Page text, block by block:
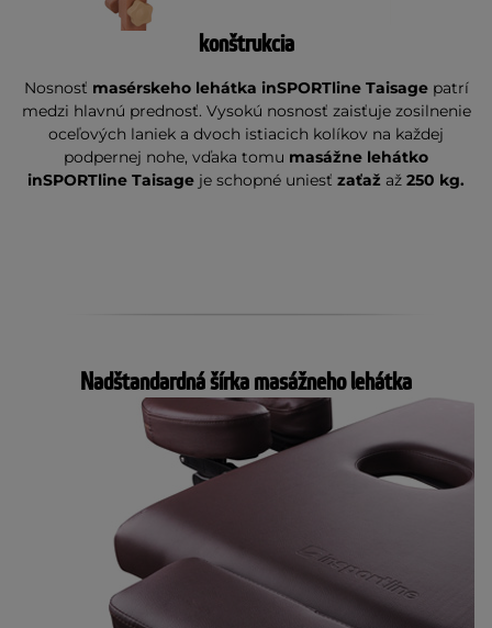
konštrukcia
Nosnosť masérskeho lehátka inSPORTline Taisagepatrí
medzi hlavnú prednosť. Vysokú nosnosť zaisťuje zosilnenie
oceľových laniek a dvoch istiacich kolíkov na každej
podpernej nohe, vďaka tomu masážne lehátko
inSPORTline Taisage je schopné uniesť zaťaž až 250 kg.
Nadštandardná šírka masážneho lehátka